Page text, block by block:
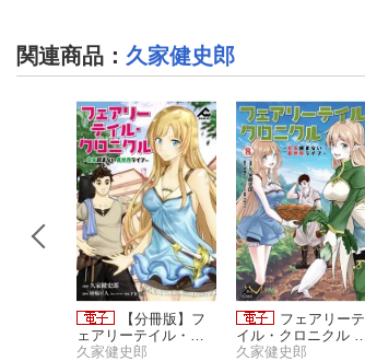
関連商品 ： 久家健史郎
【分冊版】フ
ェアリーテイル・ク
ロニクル 〜空気読ま
久家健史郎
フェアリーテ
イル・クロニクル 〜
空気読まない異世界
久家健史郎